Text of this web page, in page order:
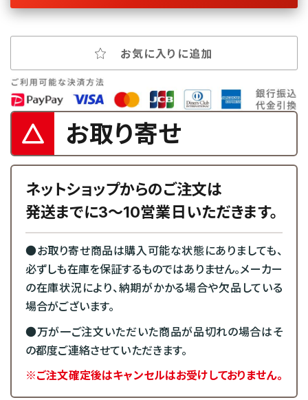
お気に入りに追加
お取り寄せ
ネットショップからのご注文は
発送までに3～10営業日いただきます。
●お取り寄せ商品は購入可能な状態にありましても、
必ずしも在庫を保証するものではありません。メーカー
の在庫状況により、納期がかかる場合や欠品している
場合がございます。
●万が一ご注文いただいた商品が品切れの場合はそ
の都度ご連絡させていただきます。
※ご注文確定後はキャンセルはお受けしておりません。